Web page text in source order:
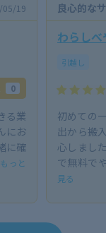
05/19
0
る業
にお
に確
もっと
良心的な
わらしべ
引越し
初めての
出から搬
心しまし
で無料で
見る